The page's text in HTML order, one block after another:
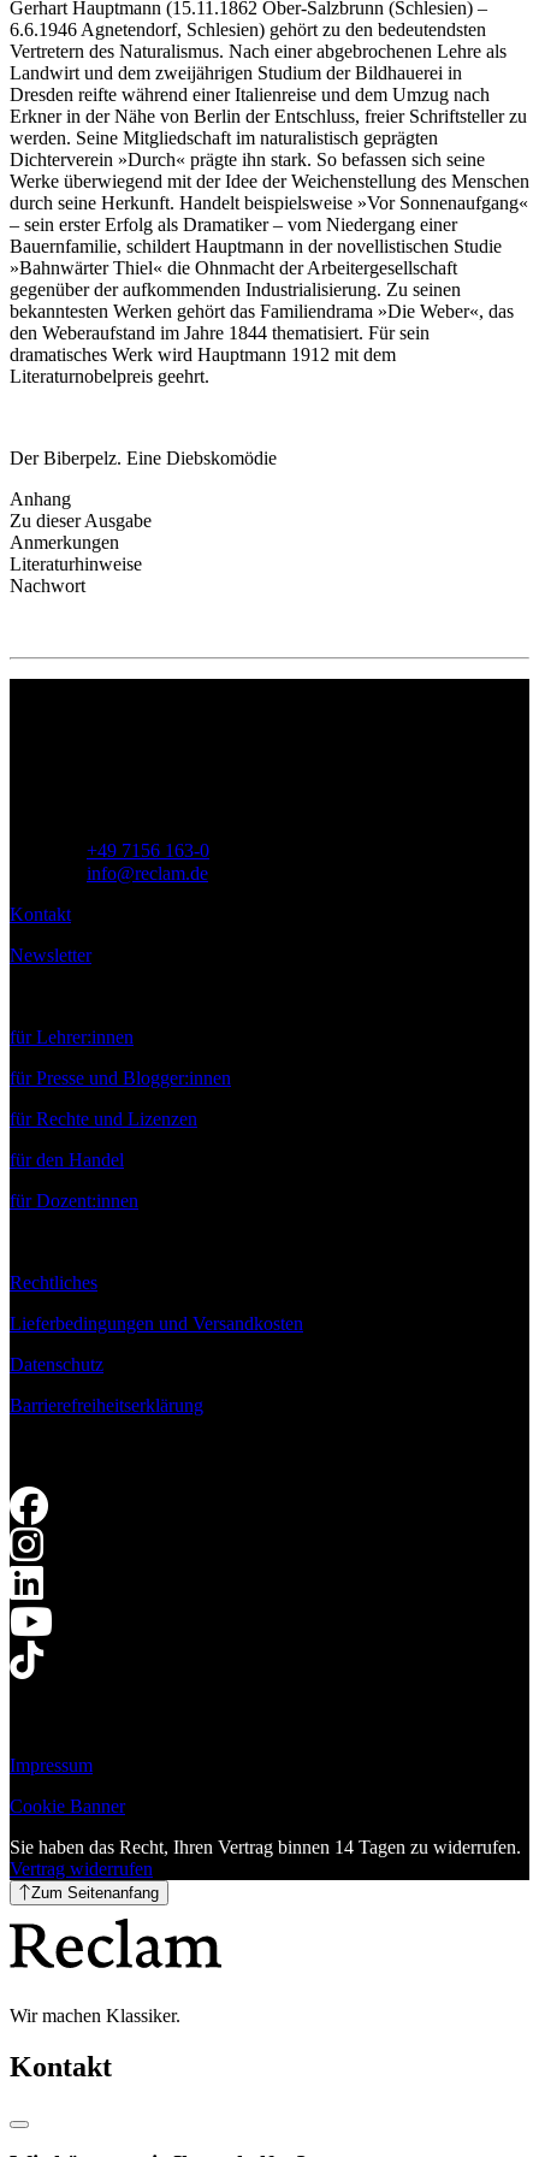
Gerhart Hauptmann (15.11.1862 Ober-Salzbrunn (Schlesien) –
6.6.1946 Agnetendorf, Schlesien) gehört zu den bedeutendsten
Vertretern des Naturalismus. Nach einer abgebrochenen Lehre als
Landwirt und dem zweijährigen Studium der Bildhauerei in
Dresden reifte während einer Italienreise und dem Umzug nach
Erkner in der Nähe von Berlin der Entschluss, freier Schriftsteller zu
werden. Seine Mitgliedschaft im naturalistisch geprägten
Dichterverein »Durch« prägte ihn stark. So befassen sich seine
Werke überwiegend mit der Idee der Weichenstellung des Menschen
durch seine Herkunft. Handelt beispielsweise »Vor Sonnenaufgang«
– sein erster Erfolg als Dramatiker – vom Niedergang einer
Bauernfamilie, schildert Hauptmann in der novellistischen Studie
»Bahnwärter Thiel« die Ohnmacht der Arbeitergesellschaft
gegenüber der aufkommenden Industrialisierung. Zu seinen
bekanntesten Werken gehört das Familiendrama »Die Weber«, das
den Weberaufstand im Jahre 1844 thematisiert. Für sein
dramatisches Werk wird Hauptmann 1912 mit dem
Literaturnobelpreis geehrt.
Der Biberpelz. Eine Diebskomödie
Anhang
Zu dieser Ausgabe
Anmerkungen
Literaturhinweise
Nachwort
+49 7156 163-0
info@reclam.de
Kontakt
Newsletter
für Lehrer:innen
für Presse und Blogger:innen
für Rechte und Lizenzen
für den Handel
für Dozent:innen
Rechtliches
Lieferbedingungen und Versandkosten
Datenschutz
Barrierefreiheitserklärung
Impressum
Cookie Banner
Sie haben das Recht, Ihren Vertrag binnen 14 Tagen zu widerrufen.
Vertrag widerrufen
Zum Seitenanfang
Wir machen Klassiker.
Kontakt